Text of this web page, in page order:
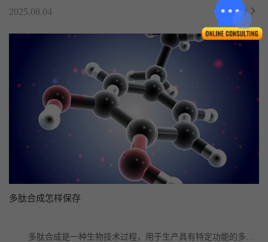
2025.08.04 了解详情
多肽合成怎样保存
	多肽合成是一种生物技术过程，用于生产具有特定功能的多肽